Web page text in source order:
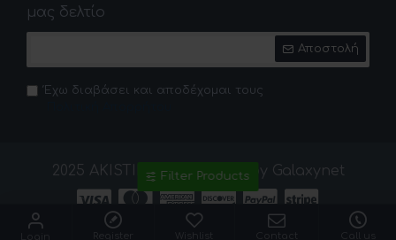
μας δελτίο
Αποστολή
Έχω διαβάσει και αποδέχομαι τους
2025 AKISTINIAKOS. Made by Galaxynet
Login Register Wishlist Contact Call us
Filter Products